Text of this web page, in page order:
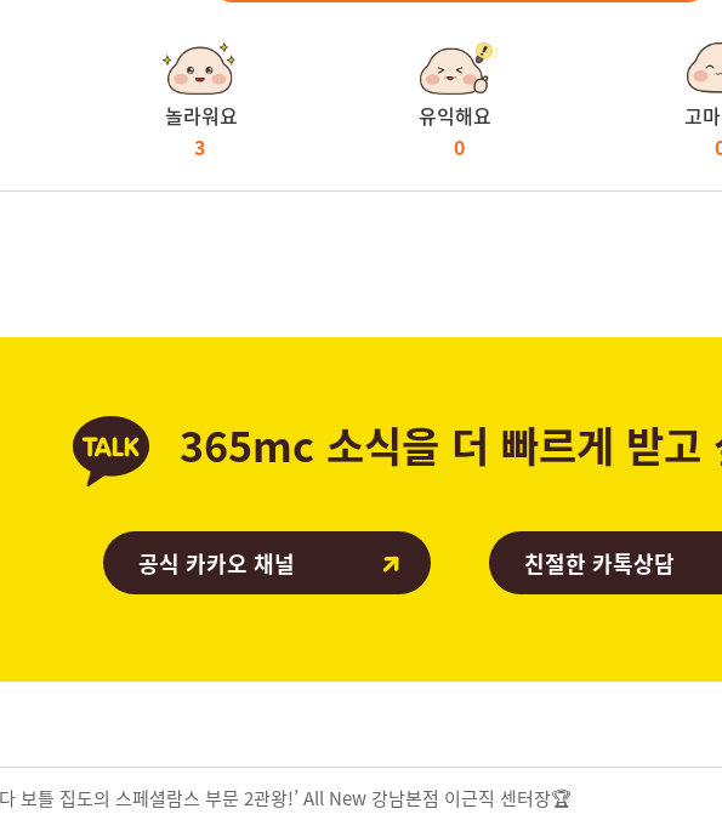
놀라워요
3
유익해요
0
고
365mc 소식을 더 빠르게 받고
공식 카카오 채널 친절한 카톡상담
보틀 집도의 스페셜람스 부문 2관왕!’ All New 강남본점 이근직 센터장🏆